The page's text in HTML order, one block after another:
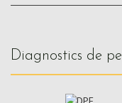
diagnostics de